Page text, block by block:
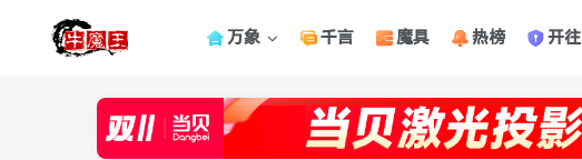
万象 千言 魔具 热榜 开往